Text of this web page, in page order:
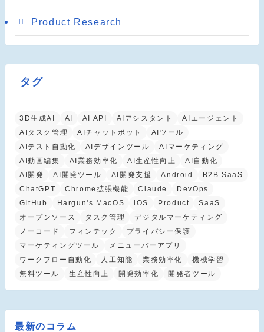
Product Research
タグ
3D生成AI AI AI API AIアシスタント
AIエージェント
AIタスク管理
AIチャットボット
AIツール
AIテスト自動化
AIデザインツール
AIマーケティング
AI動画編集
AI業務効率化 AI生産性向上
AI自動化
AI開発
AI開発ツール AI開発支援 Android
B2B SaaS
ChatGPT
Chrome拡張機能 Claude
DevOps
GitHub
Hargun's MacOS iOS Product
SaaS
オープンソース
タスク管理
デジタルマーケティング
ノーコード
フィンテック
プライバシー保護
マーケティングツール
メニューバーアプリ
ワークフロー自動化
人工知能 業務効率化
機械学習
無料ツール
生産性向上 開発効率化 開発者ツール
最新のコラム